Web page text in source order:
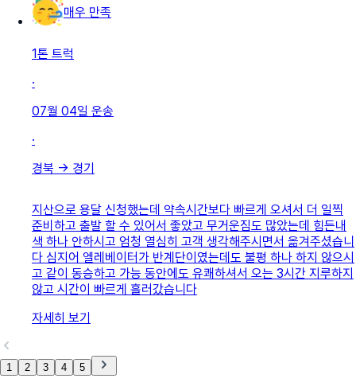
매우 만족
1톤 트럭
·
07월 04일 운송
·
경북 → 경기
지산으로 용달 신청했는데 약속시간보다 빠르게 오셔서 더 일찍
준비하고 출발 할 수 있어서 좋았고 무거운짐도 많았는데 힘든내
색 하나 안하시고 엄청 열심히 고객 생각해주시면서 옮겨주셨습니
다 심지어 엘레베이터가 반계단이였는데도 불평 하나 하지 않으시
고 같이 동승하고 가능 동안에도 유쾌하셔서 오는 3시간 지루하지
않고 시간이 빠르게 흘러갔습니다
자세히 보기
1 2 3 4 5